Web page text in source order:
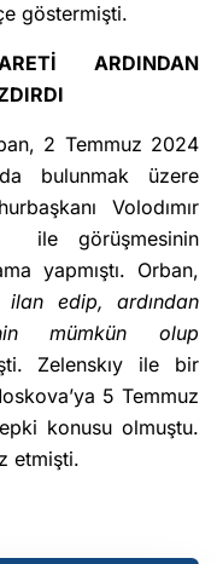
göstermişti.
ARDINDAN
2 Temmuz 2024
bulunmak üzere
Volodımır
ile görüşmesinin
yapmıştı. Orban,
edip, ardından
mümkün olup
Zelenskıy ile bir
5 Temmuz
konusu olmuştu.
etmişti.